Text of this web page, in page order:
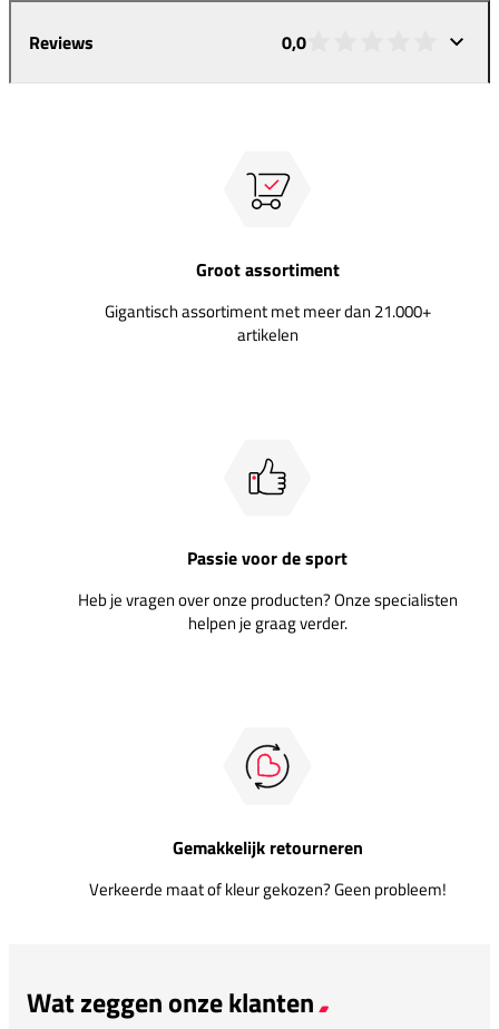
Reviews 0,0
Groot assortiment
Gigantisch assortiment met meer dan 21.000+
artikelen
Passie voor de sport
Heb je vragen over onze producten? Onze specialisten
helpen je graag verder.
Gemakkelijk retourneren
Verkeerde maat of kleur gekozen? Geen probleem!
Wat zeggen onze klanten